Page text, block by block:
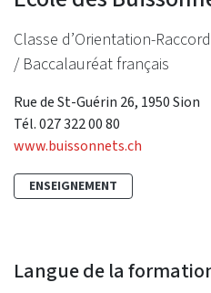
Classe d’Orientation-
/ Baccalauréat français
Rue de St-Guérin 26, 1950 Sion
Tél. 027 322 00 80
www.buissonnets.ch
ENSEIGNEMENT
Langue de la